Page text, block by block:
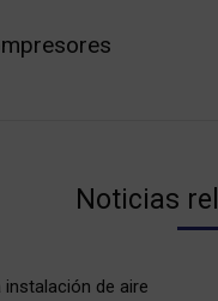
Noticias
de aire